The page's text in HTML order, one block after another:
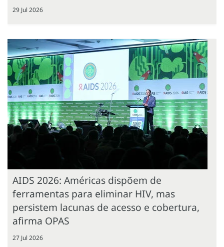
29 Jul 2026
AIDS 2026: Américas dispõem de
ferramentas para eliminar HIV, mas
persistem lacunas de acesso e cobertura,
afirma OPAS
27 Jul 2026